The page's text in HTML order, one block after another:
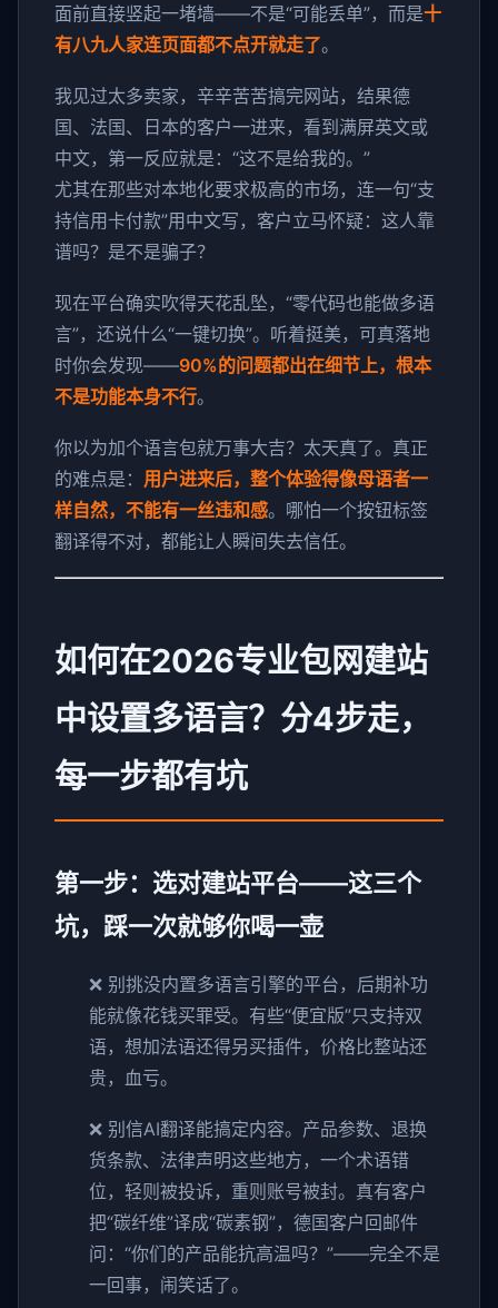
面前直接竖起一堵墙——不是“可能丢单”，而是十
有八九人家连页面都不点开就走了。
我见过太多卖家，辛辛苦苦搞完网站，结果德
国、法国、日本的客户一进来，看到满屏英文或
中文，第一反应就是：“这不是给我的。”
尤其在那些对本地化要求极高的市场，连一句“支
持信用卡付款”用中文写，客户立马怀疑：这人靠
谱吗？是不是骗子？
现在平台确实吹得天花乱坠，“零代码也能做多语
言”，还说什么“一键切换”。听着挺美，可真落地
时你会发现——90%的问题都出在细节上，根本
不是功能本身不行。
你以为加个语言包就万事大吉？太天真了。真正
的难点是： 用户进来后，整个体验得像母语者一
样自然，不能有一丝违和感。哪怕一个按钮标签
翻译得不对，都能让人瞬间失去信任。
如何在2026专业包网建站
中设置多语言？分4步走，
每一步都有坑
第一步：选对建站平台——这三个
坑，踩一次就够你喝一壶
❌ 别挑没内置多语言引擎的平台，后期补功
能就像花钱买罪受。有些“便宜版”只支持双
语，想加法语还得另买插件，价格比整站还
贵，血亏。
❌ 别信AI翻译能搞定内容。产品参数、退换
货条款、法律声明这些地方，一个术语错
位，轻则被投诉，重则账号被封。真有客户
把“碳纤维”译成“碳素钢”，德国客户回邮件
问：“你们的产品能抗高温吗？”——完全不是
一回事，闹笑话了。